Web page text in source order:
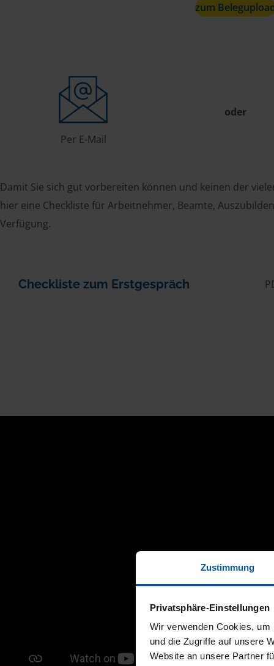
Zustimmung
Privatsphäre-Einstellungen
Wir verwenden Cookies,
und die Zugriffe auf unsere
Website an unsere Partner
zum
Per E-Mail
oder
Damit Sie sich gut vorbereiten können und keinen der
hier eine Checkliste für Arbeitnehmer, Beamte,
Verfügung.
Checkliste zum Erstgespräch